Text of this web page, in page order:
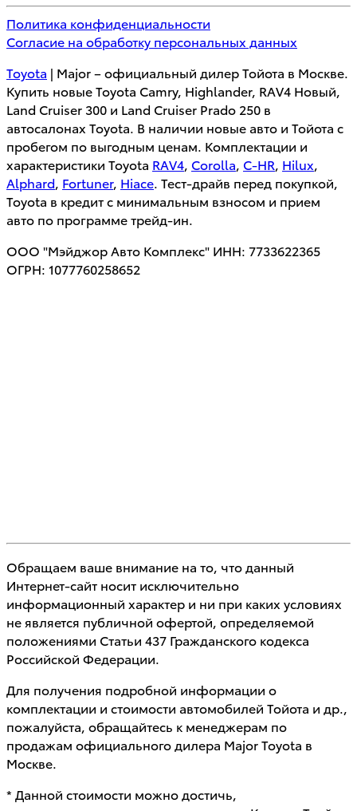
Политика конфиденциальности
Согласие на обработку персональных данных
Toyota | Major – официальный дилер Тойота в Москве.
Купить новые Toyota Camry, Highlander, RAV4 Новый,
Land Cruiser 300 и Land Cruiser Prado 250 в
автосалонах Toyota. В наличии новые авто и Тойота с
пробегом по выгодным ценам. Комплектации и
характеристики Toyota RAV4, Corolla, C-HR, Hilux,
Alphard, Fortuner, Hiace. Тест-драйв перед покупкой,
Toyota в кредит с минимальным взносом и прием
авто по программе трейд-ин.
ООО "Мэйджор Авто Комплекс" ИНН: 7733622365
ОГРН: 1077760258652
Обращаем ваше внимание на то, что данный
Интернет-сайт носит исключительно
информационный характер и ни при каких условиях
не является публичной офертой, определяемой
положениями Статьи 437 Гражданского кодекса
Российской Федерации.
Для получения подробной информации о
комплектации и стоимости автомобилей Тойота и др.,
пожалуйста, обращайтесь к менеджерам по
продажам официального дилера Major Toyota в
Москве.
* Данной стоимости можно достичь,